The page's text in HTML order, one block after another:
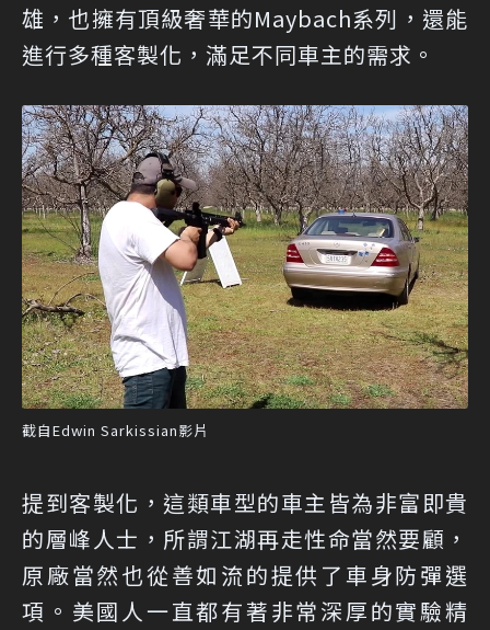
雄，也擁有頂級奢華的Maybach系列，還能
進行多種客製化，滿足不同車主的需求。
截自Edwin Sarkissian影片
提到客製化，這類車型的車主皆為非富即貴
的層峰人士，所謂江湖再走性命當然要顧，
原廠當然也從善如流的提供了車身防彈選
項。美國人一直都有著非常深厚的實驗精